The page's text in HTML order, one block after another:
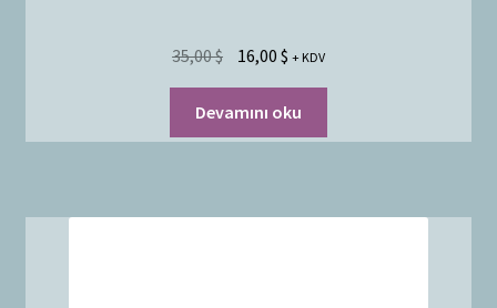
35,00$ 16,00 $ + KDV
Devamını oku